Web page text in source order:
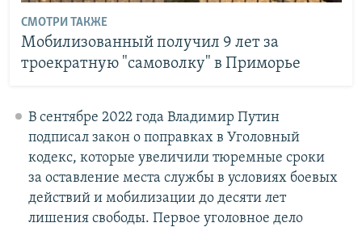
СМОТРИ ТАКЖЕ
Мобилизованный получил 9 лет за
троекратную "самоволку" в Приморье
В сентябре 2022 года Владимир Путин
подписал закон о поправках в Уголовный
кодекс, которые увеличили тюремные сроки
за оставление места службы в условиях боевых
действий и мобилизации до десяти лет
лишения свободы. Первое уголовное дело